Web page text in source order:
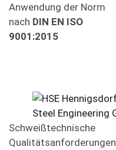
Anwendung der Norm
nach DIN EN ISO
9001:2015
Schweißtechnische
Qualitätsanforderungen